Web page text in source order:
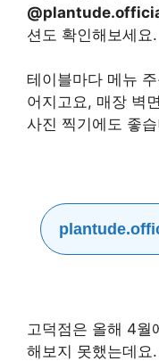
션도 확인해보세요.
테이블마다 메뉴
어지고요, 매장 벽
사진 찍기에도 좋
고덕점은 올해 4월
해보지 못했는데요